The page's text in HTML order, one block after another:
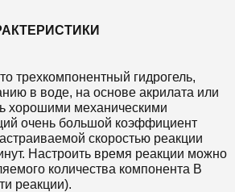
трехкомпонентный гидрогель,
в воде, на основе акрилата или
хорошими механическими
очень большой коэффициент
скоростью реакции
Настроить время реакции можно
количества компонента В
реакции).